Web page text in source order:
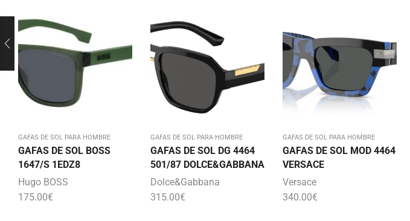
GAFAS DE SOL PARA HOMBRE
GAFAS DE SOL BOSS
1647/S 1EDZ8
Hugo BOSS
175.00€
GAFAS DE SOL PARA HOMBRE
GAFAS DE SOL DG 4464
501/87 DOLCE&GABBANA
Dolce&Gabbana
315.00€
GAFAS DE SOL PARA HOMBRE
GAFAS DE SOL MOD 4464
VERSACE
Versace
340.00€